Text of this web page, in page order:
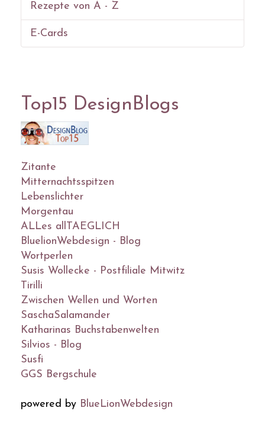
Rezepte von A - Z
E-Cards
Top15 DesignBlogs
Zitante
Mitternachtsspitzen
Lebenslichter
Morgentau
ALLes allTAEGLICH
BluelionWebdesign - Blog
Wortperlen
Susis Wollecke - Postfiliale Mitwitz
Tirilli
Zwischen Wellen und Worten
SaschaSalamander
Katharinas Buchstabenwelten
Silvios - Blog
Susfi
GGS Bergschule
powered by BlueLionWebdesign